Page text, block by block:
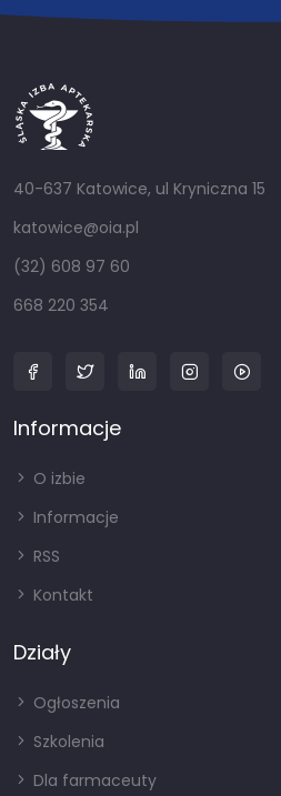
40-637 Katowice, ul Kryniczna 15
katowice@oia.pl
(32) 608 97 60
668 220 354
Informacje
O izbie
Informacje
RSS
Kontakt
Działy
Ogłoszenia
Szkolenia
Dla farmaceuty